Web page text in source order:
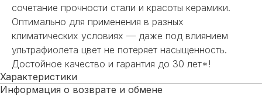
сочетание прочности стали и красоты керамики.
Оптимально для применения в разных
климатических условиях — даже под влиянием
ультрафиолета цвет не потеряет насыщенность.
Достойное качество и гарантия до 30 лет*!
Характеристики
Информация о возврате и обмене